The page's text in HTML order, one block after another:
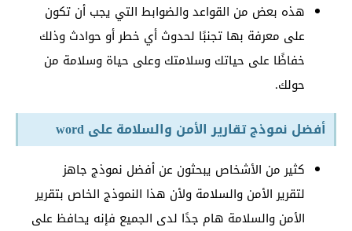
هذه بعض من القواعد والضوابط التي يجب أن تكون
على معرفة بها تجنبًا لحدوث أي خطر أو حوادث وذلك
خفاظًا على حياتك وسلامتك وعلى حياة وسلامة من
حولك.
أفضل نموذج تقارير الأمن والسلامة على word
كثير من الأشخاص يبحثون عن أفضل نموذج جاهز
لتقرير الأمن والسلامة ولأن هذا النموذج الخاص بتقرير
الأمن والسلامة هام جدًا لدى الجميع فإنه يحافظ على